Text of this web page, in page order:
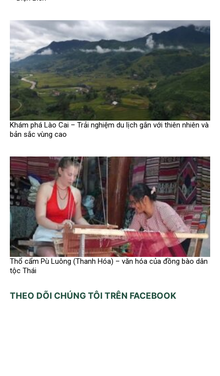
Khám phá Lào Cai – Trải nghiệm du lịch gắn với thiên nhiên và
bản sắc vùng cao
Thổ cẩm Pù Luông (Thanh Hóa) – văn hóa của đồng bào dân
tộc Thái
THEO DÕI CHÚNG TÔI TRÊN FACEBOOK